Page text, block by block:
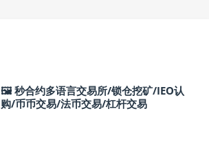
🖼 秒合约多语言交易所/锁仓挖矿/IEO认
购/币币交易/法币交易/杠杆交易